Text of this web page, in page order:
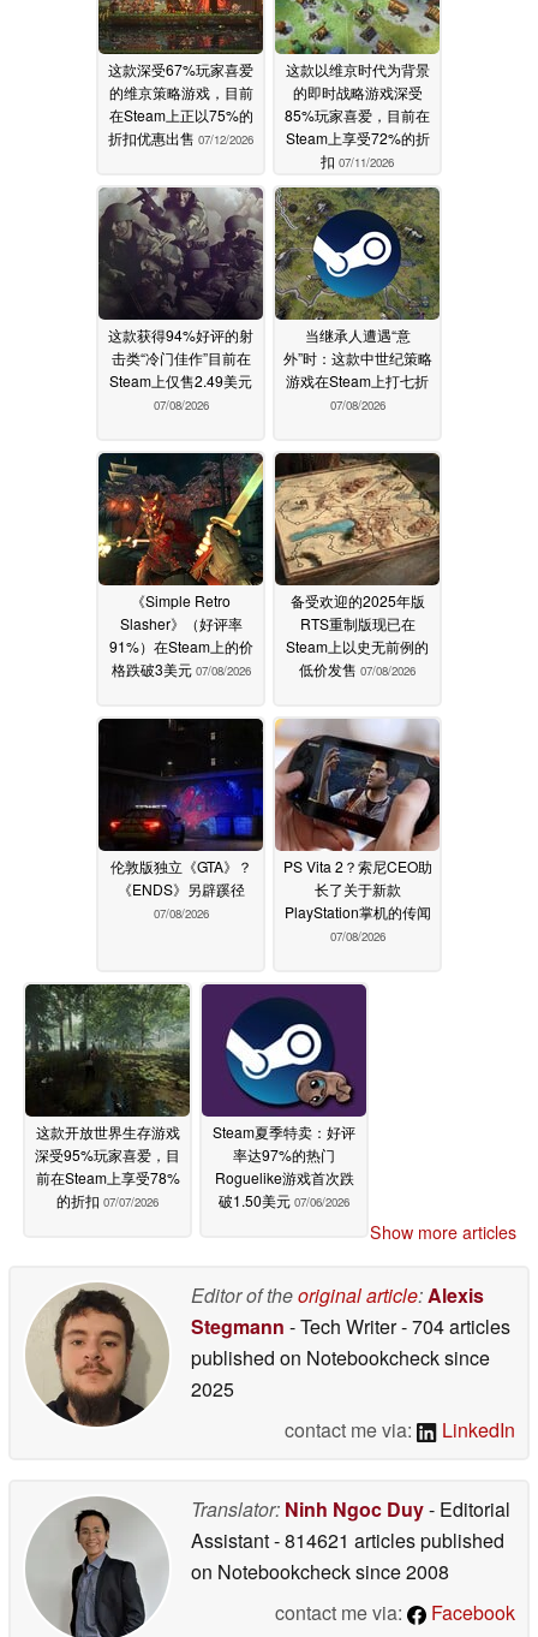
这款深受67%玩家喜爱
的维京策略游戏，目前
在Steam上正以75%的
折扣优惠出售 07/12/2026
这款以维京时代为背景
的即时战略游戏深受
85%玩家喜爱，目前在
Steam上享受72%的折
扣 07/11/2026
这款获得94%好评的射
击类“冷门佳作”目前在
Steam上仅售2.49美元
07/08/2026
当继承人遭遇“意
外”时：这款中世纪策略
游戏在Steam上打七折
07/08/2026
《Simple Retro
Slasher》（好评率
91%）在Steam上的价
格跌破3美元 07/08/2026
备受欢迎的2025年版
RTS重制版现已在
Steam上以史无前例的
低价发售 07/08/2026
伦敦版独立《GTA》？
《ENDS》另辟蹊径
07/08/2026
PS Vita 2？索尼CEO助
长了关于新款
PlayStation掌机的传闻
07/08/2026
这款开放世界生存游戏
深受95%玩家喜爱，目
前在Steam上享受78%
的折扣 07/07/2026
Steam夏季特卖：好评
率达97%的热门
Roguelike游戏首次跌
破1.50美元 07/06/2026
Show more articles
Editor of theoriginal article:Alexis
Stegmann - Tech Writer- 704 articles
published on Notebookchecksince
2025
contact me via:
LinkedIn
Translator: Ninh Ngoc Duy- Editorial
Assistant- 814621 articles published
on Notebookchecksince 2008
contact me via:
Facebook